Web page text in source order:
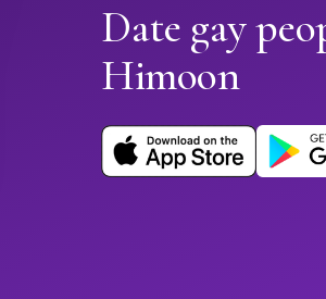
Date gay
Himoon